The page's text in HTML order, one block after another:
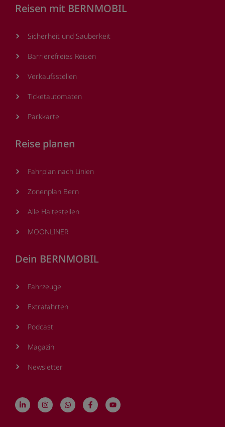
Reisen mit BERNMOBIL
Sicherheit und Sauberkeit
Barrierefreies Reisen
Verkaufsstellen
Ticketautomaten
Parkkarte
Reise planen
Fahrplan nach Linien
Zonenplan Bern
Alle Haltestellen
MOONLINER
Dein BERNMOBIL
Fahrzeuge
Extrafahrten
Podcast
Magazin
Newsletter